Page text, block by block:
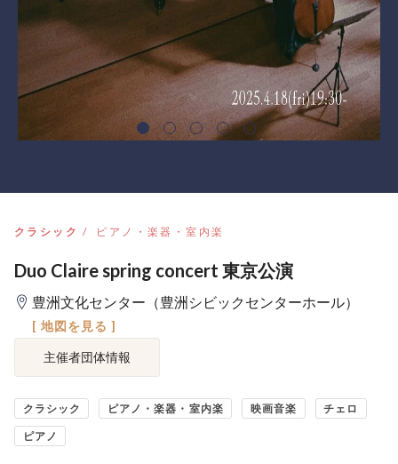
クラシック ピアノ・楽器・室内楽
Duo Claire spring concert 東京公演
豊洲文化センター（豊洲シビックセンターホール）
[ 地図を見る ]
主催者団体情報
クラシック ピアノ・楽器・室内楽 映画音楽 チェロ
ピアノ